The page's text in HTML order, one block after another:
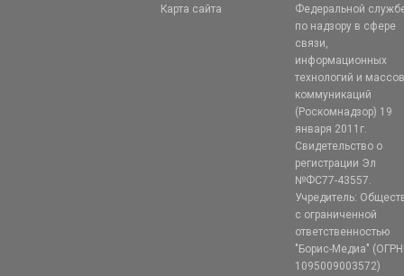
Карта сайта
Федеральной
по надзору в сфере
связи,
информационных
технологий и
коммуникаций
(Роскомнадзор) 19
января 2011г.
Свидетельство о
регистрации Эл
№ФС77-43557.
Учредитель:
с ограниченной
ответственностью
"Борис-Медиа" (ОГРН
1095009003572)